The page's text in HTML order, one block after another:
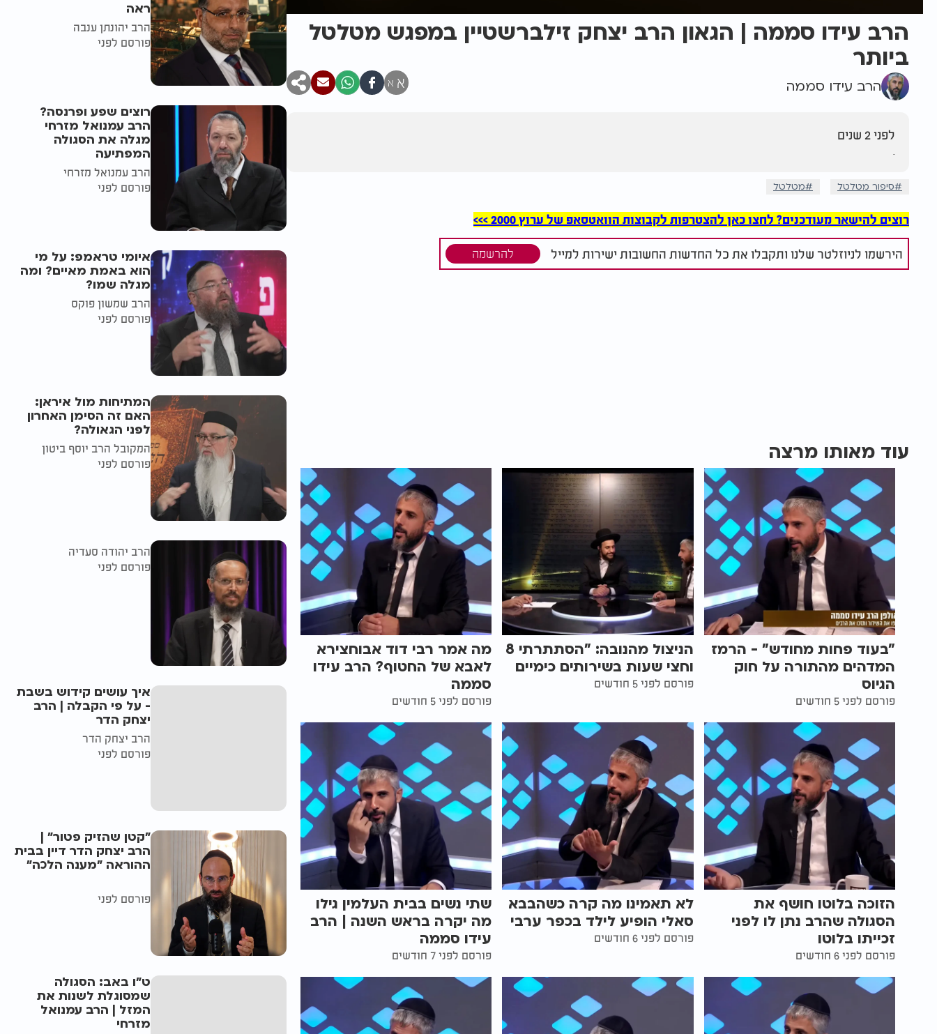
הרב עידו סממה | הגאון הרב יצחק זילברשטיין במפגש מטלטל
ביותר
הרב עידו סממה א א
לפני 2 שנים
.
סיפור מטלטל מטלטל
רוצים להישאר מעודכנים? לחצו כאן להצטרפות לקבוצות הוואטסאפ של ערוץ 2000 >>>
הירשמו לניוזלטר שלנו ותקבלו את כל החדשות החשובות ישירות למייל להרשמה
עוד מאותו מרצה
"בעוד פחות מחודש" - הרמז
המדהים מהתורה על חוק
הגיוס
פורסם לפני 5 חודשים
הניצול מהנובה: "הסתתרתי 8
וחצי שעות בשירותים כימיים
פורסם לפני 5 חודשים
מה אמר רבי דוד אבוחצירא
לאבא של החטוף? הרב עידו
סממה
פורסם לפני 5 חודשים
הזוכה בלוטו חושף את
הסגולה שהרב נתן לו לפני
זכייתו בלוטו
פורסם לפני 6 חודשים
לא תאמינו מה קרה כשהבבא
סאלי הופיע לילד בכפר ערבי
פורסם לפני 6 חודשים
שתי נשים בבית העלמין גילו
מה יקרה בראש השנה | הרב
עידו סממה
פורסם לפני 7 חודשים
ראה
הרב יהונתן ענבה
פורסם לפני
רוצים שפע ופרנסה?
הרב עמנואל מזרחי
מגלה את הסגולה
המפתיעה
הרב עמנואל מזרחי
פורסם לפני
איומי טראמפ: על מי
הוא באמת מאיים? ומה
מגלה שמו?
הרב שמשון פוקס
פורסם לפני
המתיחות מול איראן:
האם זה הסימן האחרון
לפני הגאולה?
המקובל הרב יוסף ביטון
פורסם לפני
הרב יהודה סעדיה
פורסם לפני
איך עושים קידוש בשבת
- על פי הקבלה | הרב
יצחק הדר
הרב יצחק הדר
פורסם לפני
"קטן שהזיק פטור" |
הרב יצחק הדר דיין בבית
ההוראה "מענה הלכה"
פורסם לפני
ט"ו באב: הסגולה
שמסוגלת לשנות את
המזל | הרב עמנואל
מזרחי